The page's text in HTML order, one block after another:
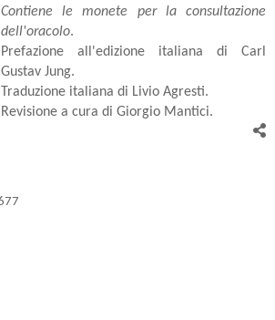
Contiene le monete per la consultazione
dell'oracolo.
Prefazione all'edizione italiana di Carl
Gustav Jung.
Traduzione italiana di Livio Agresti.
Revisione a cura di Giorgio Mantici.